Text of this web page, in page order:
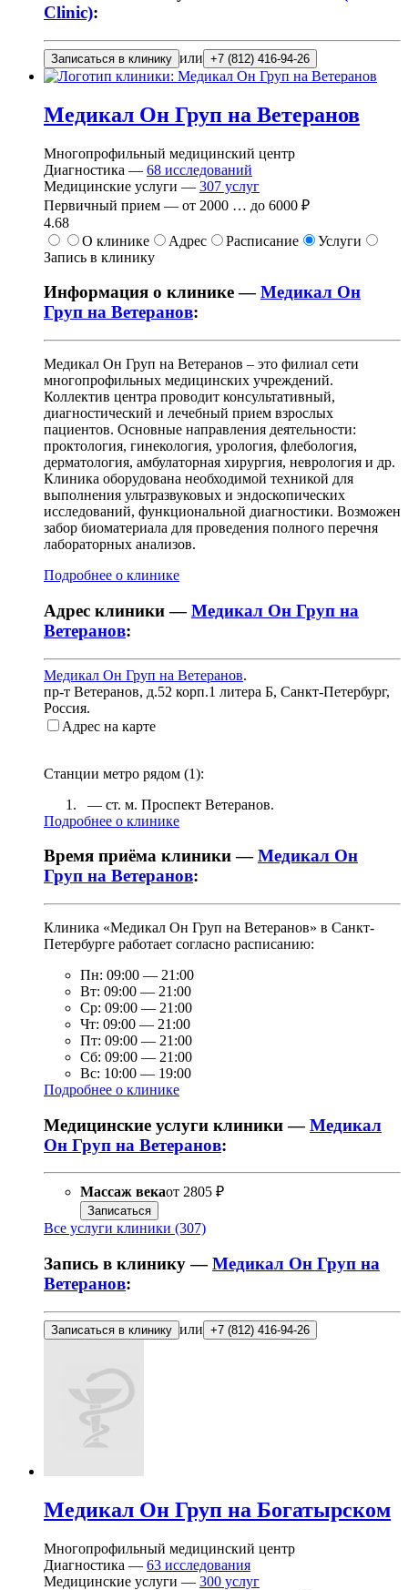
Clinic):
Записаться в клинику или +7 (812) 416-94-26
Медикал Он Груп на Ветеранов
Многопрофильный медицинский центр
Диагностика — 68 исследований
Медицинские услуги — 307 услуг
Первичный прием — от 2000 … до 6000 ₽
4.68
О клинике
Адрес Расписание
Услуги
Запись в клинику
Информация о клинике —Медикал Он
Груп на Ветеранов:
Медикал Он Груп на Ветеранов – это филиал сети
многопрофильных медицинских учреждений.
Коллектив центра проводит консультативный,
диагностический и лечебный прием взрослых
пациентов. Основные направления деятельности:
проктология, гинекология, урология, флебология,
дерматология, амбулаторная хирургия, неврология и др.
Клиника оборудована необходимой техникой для
выполнения ультразвуковых и эндоскопических
исследований, функциональной диагностики. Возможен
забор биоматериала для проведения полного перечня
лабораторных анализов.
Подробнее о клинике
Адрес клиники —Медикал Он Груп на
Ветеранов:
Медикал Он Груп на Ветеранов.
пр-т Ветеранов, д.52 корп.1 литера Б, Санкт-Петербург,
Россия.
Адрес на карте
Станции метро рядом (1):
— ст. м. Проспект Ветеранов.
Подробнее о клинике
Время приёма клиники —Медикал Он
Груп на Ветеранов:
Клиника «Медикал Он Груп на Ветеранов» в Санкт-
Петербурге работает согласно расписанию:
Пн: 09:00 — 21:00
Вт: 09:00 — 21:00
Ср: 09:00 — 21:00
Чт: 09:00 — 21:00
Пт: 09:00 — 21:00
Сб: 09:00 — 21:00
Вс: 10:00 — 19:00
Подробнее о клинике
Медицинские услуги клиники —Медикал
Он Груп на Ветеранов:
Массаж векаот 2805 ₽
Записаться
Все услуги клиники (307)
Запись в клинику —Медикал Он Груп на
Ветеранов:
Записаться в клинику или +7 (812) 416-94-26
Медикал Он Груп на Богатырском
Многопрофильный медицинский центр
Диагностика — 63 исследования
Медицинские услуги — 300 услуг